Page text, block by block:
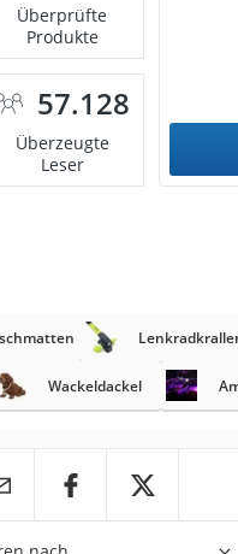
Überprüfte
Produkte
57.128
Überzeugte
Leser
Wackeldackel